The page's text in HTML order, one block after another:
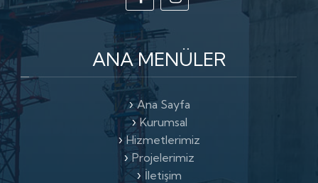
ANAMENÜLER
Ana Sayfa
Kurumsal
Hizmetlerimiz
Projelerimiz
İletişim